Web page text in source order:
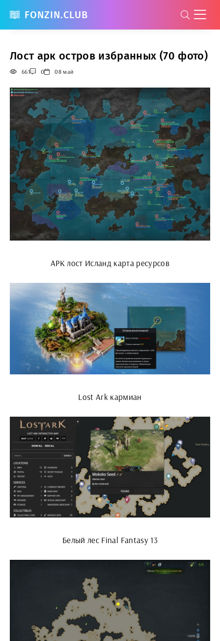
FONZIN.CLUB
Лост арк остров избранных (70 фото)
661 0 08 май
АРК лост Исланд карта ресурсов
Lost Ark кармиан
Белый лес Final Fantasy 13